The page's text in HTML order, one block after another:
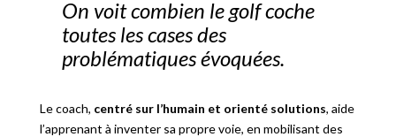
On voit combien le golf coche
toutes les cases des
problématiques évoquées.
Le coach, centré sur l’humain et orienté solutions, aide
l’apprenant à inventer sa propre voie, en mobilisant des